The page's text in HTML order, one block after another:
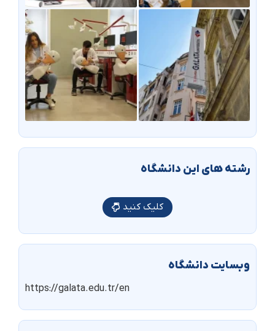
رشته های این دانشگاه
کلیک کنید
وبسایت دانشگاه
https://galata.edu.tr/en